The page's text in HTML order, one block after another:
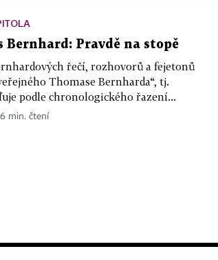
Bernhard: Pravdě na stopě
řečí, rozhovorů a fejetonů
Thomase Bernharda“, tj.
podle chronologického řazení...
min. čtení